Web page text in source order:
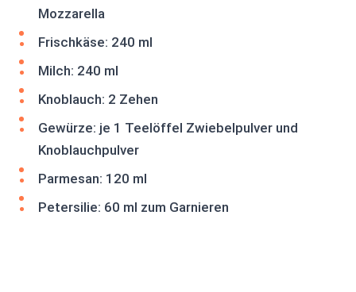
Mozzarella
Frischkäse: 240 ml
Milch: 240 ml
Knoblauch: 2 Zehen
Gewürze: je 1 Teelöffel Zwiebelpulver und
Knoblauchpulver
Parmesan: 120 ml
Petersilie: 60 ml zum Garnieren